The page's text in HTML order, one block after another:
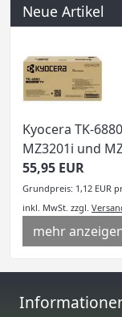
Neue Artikel
Kyocera TK-
MZ3201i und
55,95 EUR
Grundpreis: 1,12 EUR
inkl. MwSt. zzgl.
mehr